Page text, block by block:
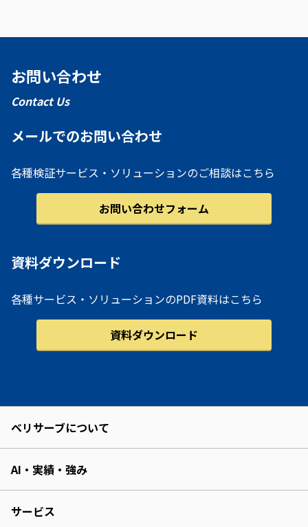
お問い合わせ
Contact Us
メールでのお問い合わせ
各種検証サービス・ソリューションのご相談はこちら
お問い合わせフォーム
資料ダウンロード
各種サービス・ソリューションのPDF資料はこちら
資料ダウンロード
ベリサーブについて
AI・実績・強み
サービス